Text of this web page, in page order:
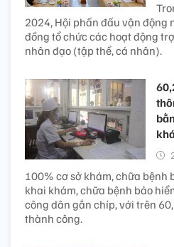
2024, Hội phấn đấu vận động
đồng tổ chức các hoạt động
nhân đạo (tập thể, cá nhân).
100% cơ sở khám, chữa bệnh
khai khám, chữa bệnh bảo
công dân gắn chíp, với trên
thành công.